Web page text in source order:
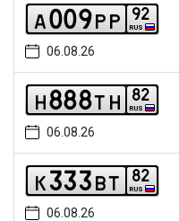
a009p p RUS
92
06.08.26
h888t h RUS
82
06.08.26
k333bt RUS
82
06.08.26